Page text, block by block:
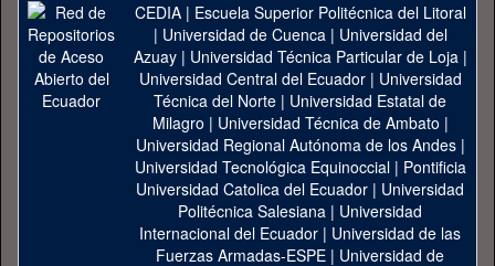
CEDIA| Escuela Superior Politécnica del Litoral
| Universidad de Cuenca| Universidad del
Azuay| Universidad Técnica Particular de Loja|
Universidad Central del Ecuador| Universidad
Técnica del Norte | Universidad Estatal de
Milagro | Universidad Técnica de Ambato |
Universidad Regional Autónoma de los Andes|
Universidad Tecnológica Equinoccial| Pontificia
Universidad Catolica del Ecuador | Universidad
Politécnica Salesiana | Universidad
Internacional del Ecuador | Universidad de las
Fuerzas Armadas-ESPE | Universidad de